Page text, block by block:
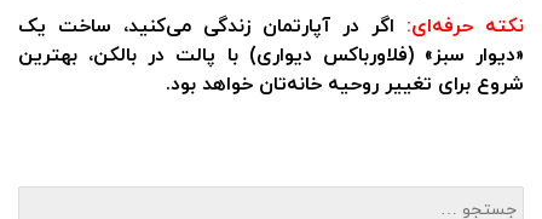
نکته حرفه‌ای: اگر در آپارتمان زندگی می‌کنید، ساخت یک
«دیوار سبز» (فلاورباکس دیواری) با پالت در بالکن، بهترین
شروع برای تغییر روحیه خانه‌تان خواهد بود.